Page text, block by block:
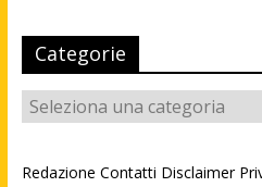
Categorie
Categorie
Redazione Contatti Disclaimer